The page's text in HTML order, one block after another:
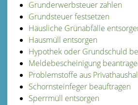
Grunderwerbsteuer zahlen
Grundsteuer festsetzen
Häusliche Grünabfälle
Hausmüll entsorgen
Hypothek oder Grundschuld
Meldebescheinigung
Problemstoffe aus
Schornsteinfeger beauftragen
Sperrmüll entsorgen